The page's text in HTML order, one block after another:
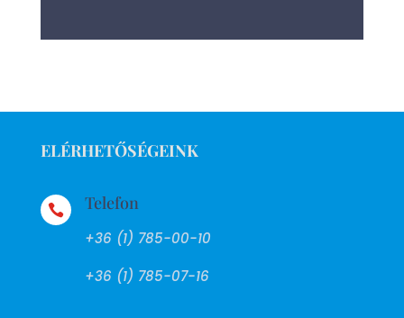
ELÉRHETŐSÉGEINK
 Telefon
+36 (1) 785-00-10
+36 (1) 785-07-16